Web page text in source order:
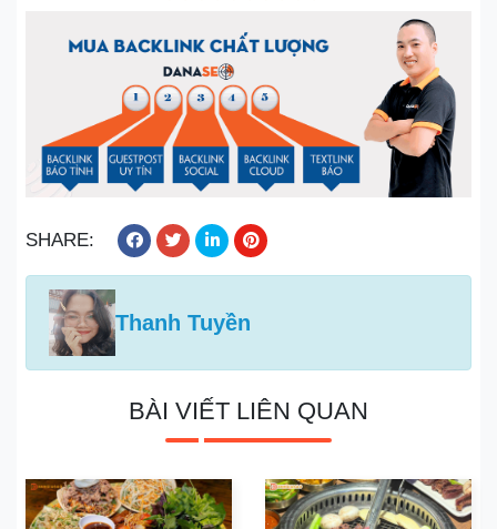
SHARE:
Thanh Tuyền
BÀI VIẾT LIÊN QUAN